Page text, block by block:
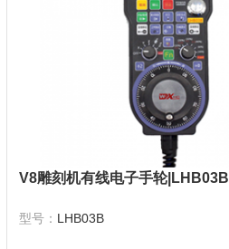
V8雕刻机有线电子手轮|LHB03B
型号： LHB03B